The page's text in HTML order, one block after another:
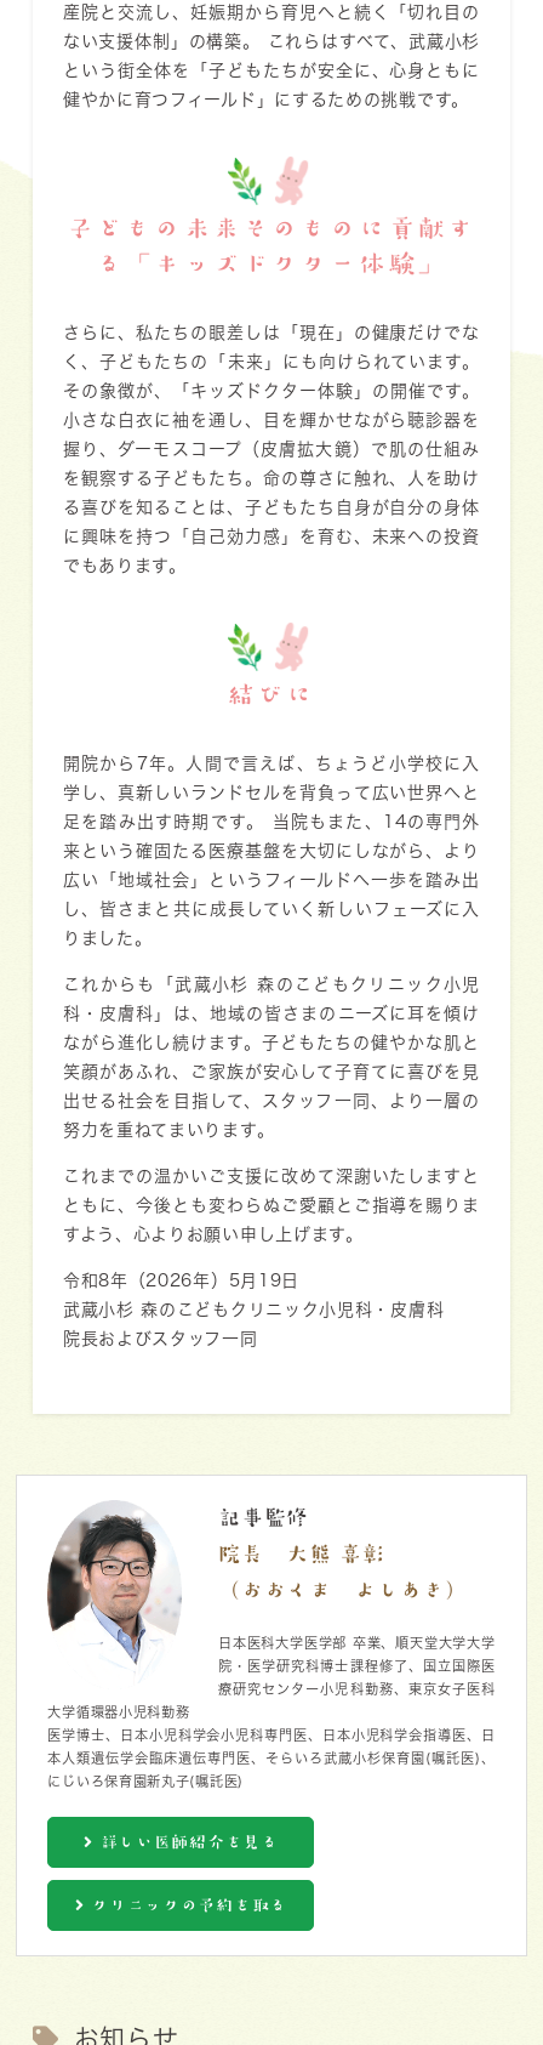
産院と交流し、妊娠期から育児へと続く「切れ目の
ない支援体制」の構築。 これらはすべて、武蔵小杉
という街全体を「子どもたちが安全に、心身ともに
健やかに育つフィールド」にするための挑戦です。
子どもの未来そのものに貢献す
る「キッズドクター体験」
さらに、私たちの眼差しは「現在」の健康だけでな
く、子どもたちの「未来」にも向けられています。
その象徴が、「キッズドクター体験」の開催です。
小さな白衣に袖を通し、目を輝かせながら聴診器を
握り、ダーモスコープ（皮膚拡大鏡）で肌の仕組み
を観察する子どもたち。命の尊さに触れ、人を助け
る喜びを知ることは、子どもたち自身が自分の身体
に興味を持つ「自己効力感」を育む、未来への投資
でもあります。
結びに
開院から7年。人間で言えば、ちょうど小学校に入
学し、真新しいランドセルを背負って広い世界へと
足を踏み出す時期です。 当院もまた、14の専門外
来という確固たる医療基盤を大切にしながら、より
広い「地域社会」というフィールドへ一歩を踏み出
し、皆さまと共に成長していく新しいフェーズに入
りました。
これからも「武蔵小杉 森のこどもクリニック小児
科・皮膚科」は、地域の皆さまのニーズに耳を傾け
ながら進化し続けます。子どもたちの健やかな肌と
笑顔があふれ、ご家族が安心して子育てに喜びを見
出せる社会を目指して、スタッフ一同、より一層の
努力を重ねてまいります。
これまでの温かいご支援に改めて深謝いたしますと
ともに、今後とも変わらぬご愛顧とご指導を賜りま
すよう、心よりお願い申し上げます。
令和8年（2026年）5月19日
武蔵小杉 森のこどもクリニック小児科・皮膚科
院長およびスタッフ一同
記事監修
院長 大熊 喜彰
（おおくま よしあき）
日本医科大学医学部 卒業、順天堂大学大学
院・医学研究科博士課程修了、国立国際医
療研究センター小児科勤務、東京女子医科
大学循環器小児科勤務
医学博士、日本小児科学会小児科専門医、日本小児科学会指導医、日
本人類遺伝学会臨床遺伝専門医、そらいろ武蔵小杉保育園(嘱託医)、
にじいろ保育園新丸子(嘱託医)
詳しい医師紹介を見る
クリニックの予約を取る
お知らせ